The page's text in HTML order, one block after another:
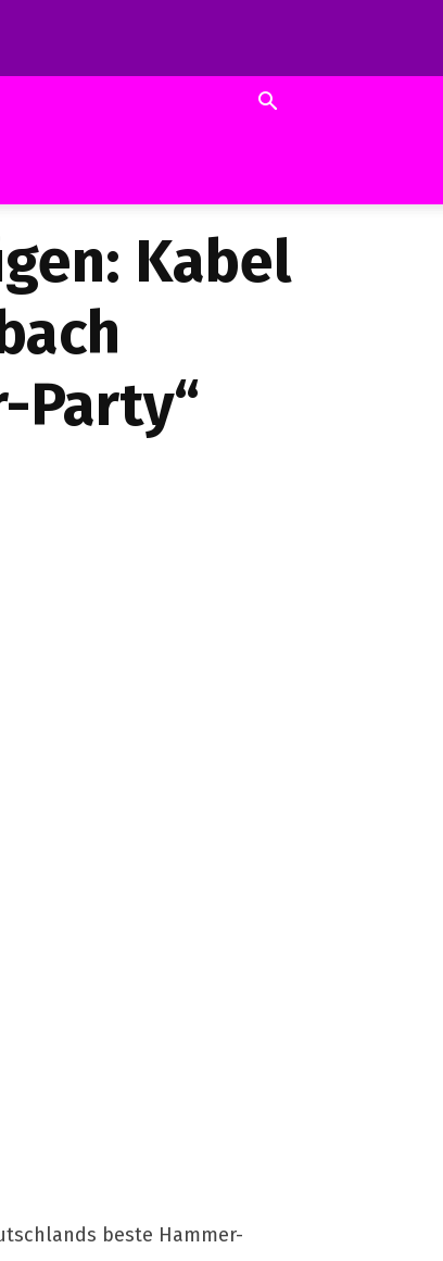
Kabel
Party“
beste Hammer-